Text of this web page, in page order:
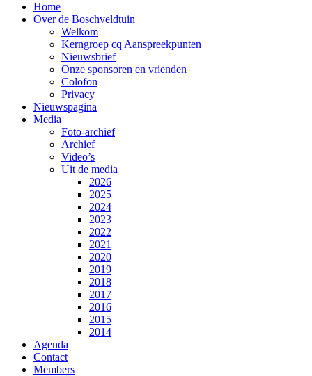
Home
Over de Boschveldtuin
Welkom
Kerngroep cq Aanspreekpunten
Nieuwsbrief
Onze sponsoren en vrienden
Colofon
Privacy
Nieuwspagina
Media
Foto-archief
Archief
Video’s
Uit de media
2026
2025
2024
2023
2022
2021
2020
2019
2018
2017
2016
2015
2014
Agenda
Contact
Members